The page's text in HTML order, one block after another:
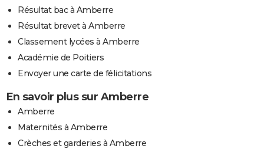
Résultat bac à Amberre
Résultat brevet à Amberre
Classement lycées à Amberre
Académie de Poitiers
Envoyer une carte de félicitations
En savoir plus sur Amberre
Amberre
Maternités à Amberre
Crèches et garderies à Amberre